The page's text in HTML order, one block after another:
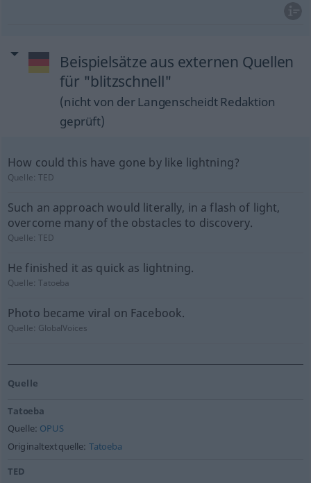
Beispielsätze aus externen Quellen
für "blitzschnell"
(nicht von der Langenscheidt Redaktion
geprüft)
How could this have gone by like lightning?
Quelle:TED
Such an approach would literally, in a flash of light,
overcome many of the obstacles to discovery.
Quelle:TED
He finished it as quick as lightning.
Quelle:Tatoeba
Photo became viral on Facebook.
Quelle: GlobalVoices
Quelle
Tatoeba
Quelle: OPUS
Originaltextquelle: Tatoeba
TED